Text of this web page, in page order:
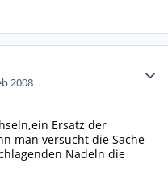
2008
Ersatz der
man versucht die Sache
Nadeln die